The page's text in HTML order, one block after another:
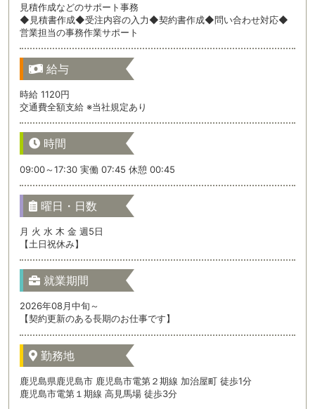
見積作成などのサポート事務
◆見積書作成◆受注内容の入力◆契約書作成◆問い合わせ対応◆
営業担当の事務作業サポート
給与
時給 1120円
交通費全額支給 ※当社規定あり
時間
09:00～17:30 実働 07:45 休憩 00:45
曜日・日数
月 火 水 木 金 週5日
【土日祝休み】
就業期間
2026年08月中旬～
【契約更新のある長期のお仕事です】
勤務地
鹿児島県鹿児島市 鹿児島市電第２期線 加治屋町 徒歩1分
鹿児島市電第１期線 高見馬場 徒歩3分